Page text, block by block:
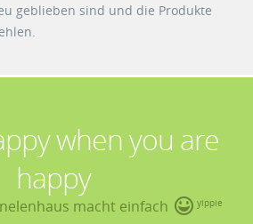
geblieben sind und die Produkte
when you are
happy
macht einfach yippie